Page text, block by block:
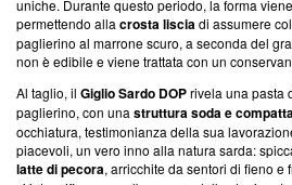
uniche. Durante questo periodo, la forma
permettendo alla crosta lisciadi assumere
paglierino al marrone scuro, a seconda del
non è edibile e viene trattata con un
Al taglio, il Giglio Sardo DOPrivela una pasta
paglierino, con una struttura soda e
occhiatura, testimonianza della sua
piacevoli, un vero inno alla natura sarda:
latte di pecora, arricchite da sentori di fieno e